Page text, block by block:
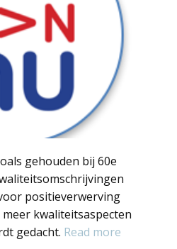
gehouden bij 60e
positieverwerving
kwaliteitsaspecten
gedacht. Read more